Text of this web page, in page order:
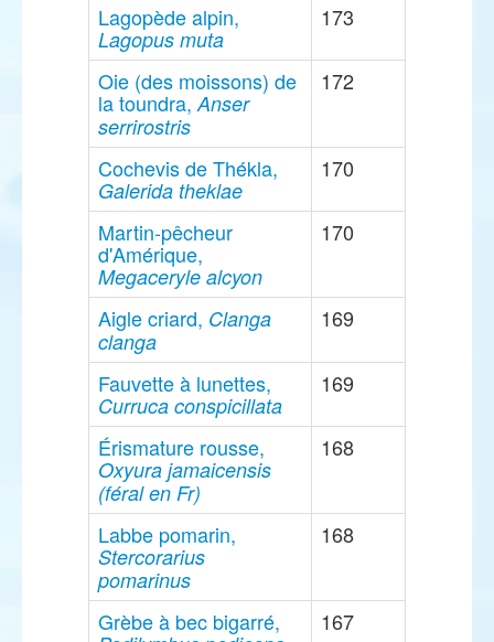
Lagopède alpin,
Lagopus muta
173
Oie (des moissons) de
la toundra,Anser
serrirostris
172
Cochevis de Thékla,
Galerida theklae
170
Martin-pêcheur
d'Amérique,
Megaceryle alcyon
170
Aigle criard, Clanga
clanga
169
Fauvette à lunettes,
Curruca conspicillata
169
Érismature rousse,
Oxyura jamaicensis
(féral en Fr)
168
Labbe pomarin,
Stercorarius
pomarinus
168
Grèbe à bec bigarré, 167